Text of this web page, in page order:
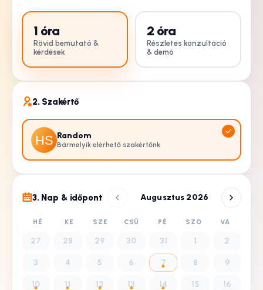
1 óra
Rövid bemutató &
kérdések
2 óra
Részletes konzultáció
& demó
2. Szakértő
Random
Bármelyik elérhető szakértőnk
3. Nap & időpont Augusztus 2026
HÉ KE SZE CSÜ PÉ SZO VA
27 28 29 30 31 1 2
3 4 5 6 7 8 9
10 11 12 13 14 15 16